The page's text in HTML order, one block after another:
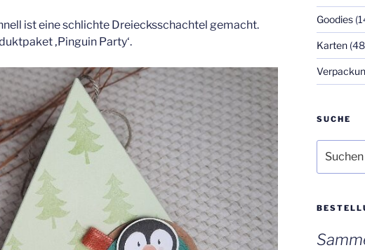
ist eine schlichte Dreiecksschachtel gemacht.
‚Pinguin Party‘.
Goodies
Karten
SUCHE
nach: